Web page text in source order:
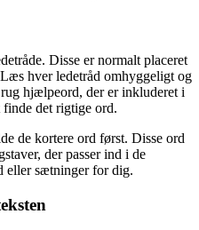
Disse er normalt placeret
hver ledetråd omhyggeligt og
hjælpeord, der er inkluderet i
det rigtige ord.
de kortere ord først. Disse ord
der passer ind i de
eller sætninger for dig.